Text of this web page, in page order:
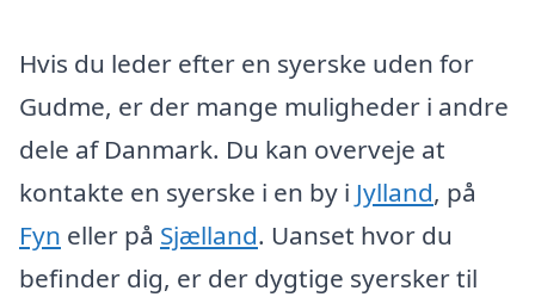
Hvis du leder efter en syerske uden for
Gudme, er der mange muligheder i andre
dele af Danmark. Du kan overveje at
kontakte en syerske i en by i Jylland, på
Fyn eller på Sjælland. Uanset hvor du
befinder dig, er der dygtige syersker til